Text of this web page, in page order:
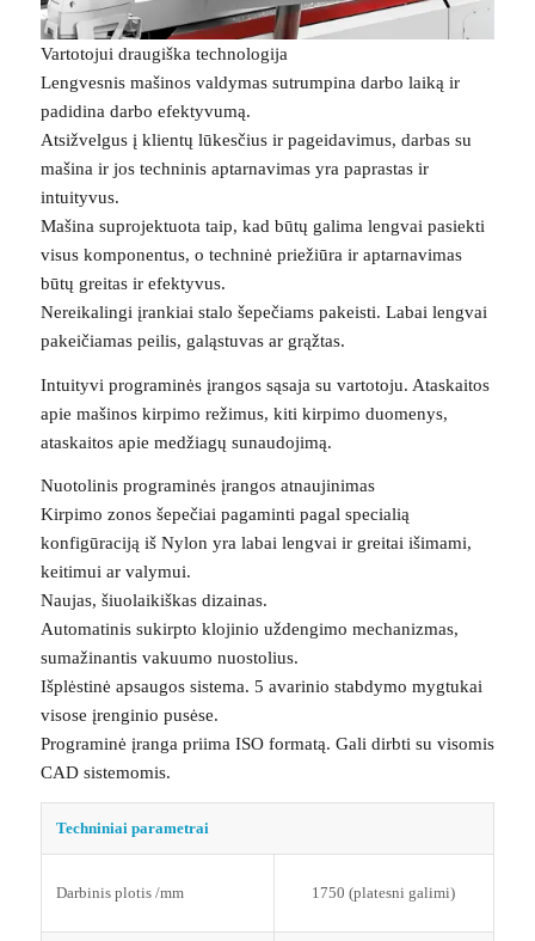
Vartotojui draugiška technologija
Lengvesnis mašinos valdymas sutrumpina darbo laiką ir
padidina darbo efektyvumą.
Atsižvelgus į klientų lūkesčius ir pageidavimus, darbas su
mašina ir jos techninis aptarnavimas yra paprastas ir
intuityvus.
Mašina suprojektuota taip, kad būtų galima lengvai pasiekti
visus komponentus, o techninė priežiūra ir aptarnavimas
būtų greitas ir efektyvus.
Nereikalingi įrankiai stalo šepečiams pakeisti. Labai lengvai
pakeičiamas peilis, galąstuvas ar grąžtas.
Intuityvi programinės įrangos sąsaja su vartotoju. Ataskaitos
apie mašinos kirpimo režimus, kiti kirpimo duomenys,
ataskaitos apie medžiagų sunaudojimą.
Nuotolinis programinės įrangos atnaujinimas
Kirpimo zonos šepečiai pagaminti pagal specialią
konfigūraciją iš Nylon yra labai lengvai ir greitai išimami,
keitimui ar valymui.
Naujas, šiuolaikiškas dizainas.
Automatinis sukirpto klojinio uždengimo mechanizmas,
sumažinantis vakuumo nuostolius.
Išplėstinė apsaugos sistema. 5 avarinio stabdymo mygtukai
visose įrenginio pusėse.
Programinė įranga priima ISO formatą. Gali dirbti su visomis
CAD sistemomis.
Techniniai parametrai
Darbinis plotis /mm 1750 (platesni galimi)